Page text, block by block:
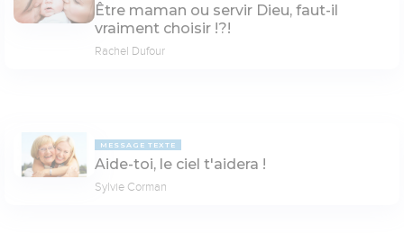
Être maman ou servir Dieu, faut-il
vraiment choisir !?!
Rachel Dufour
MESSAGE TEXTE
Aide-toi, le ciel t'aidera !
Sylvie Corman